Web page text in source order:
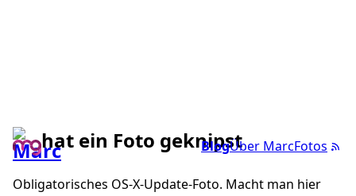
BlogÜber MarcFotos
hat ein Foto geknipst
Obligatorisches OS-X-Update-Foto. Macht man hier